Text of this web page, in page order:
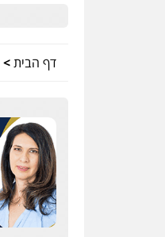
דף הבית>